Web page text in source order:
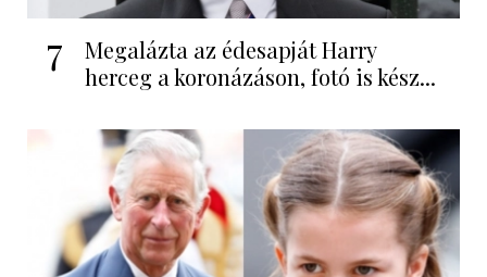
7
Megalázta az édesapját Harry
herceg a koronázáson, fotó is kész...